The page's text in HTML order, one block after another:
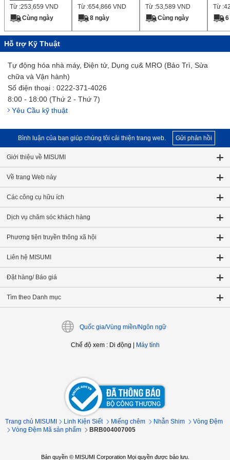
miếng mỗi gói】
Từ :253,659 VND
Cùng ngày
Từ :654,866 VND
8 ngày
Từ :53,589 VND
Cùng ngày
Từ :
Hỗ trợ Kỹ Thuật
Tự động hóa nhà máy, Điện tử, Dụng cụ& MRO (Bảo Trì, Sửa
chữa và Vận hành)
Số điện thoại : 0222-371-4026
8:00 - 18:00 (Thứ 2 - Thứ 7)
Yêu Cầu kỹ thuật
Bình luận của bạn giúp chúng tôi cải thiện trang web. Gửi phản hồi
Giới thiệu về MISUMI
Về trang Web này
Các công cụ hữu ích
Dịch vụ chăm sóc khách hàng
Phương tiện truyền thông xã hội
Liên hệ MISUMI
Đặt hàng/ Báo giá
Tìm theo Danh mục
Quốc gia/Vùng miền/Ngôn ngữ
Chế độ xem: Di động Máy tính
Trang chủ MISUMI Linh Kiện Siết Miếng chêm Nhẫn Shim
Vòng Đệm
Vòng Đệm Mã sản phẩm
BRB004007005
Bản quyền © MISUMI Corporation Mọi quyền được bảo lưu.